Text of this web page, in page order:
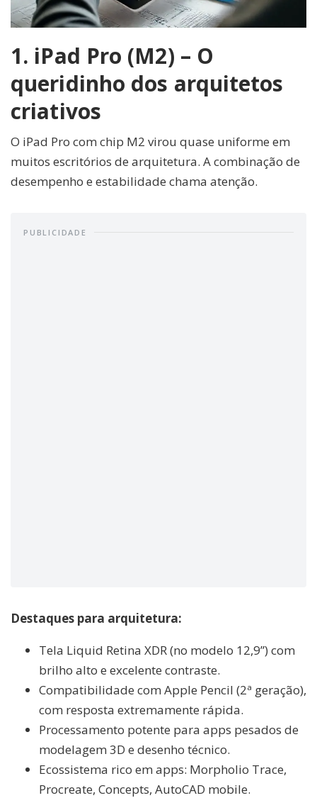
1. iPad Pro (M2) – O
queridinho dos arquitetos
criativos
O iPad Pro com chip M2 virou quase uniforme em
muitos escritórios de arquitetura. A combinação de
desempenho e estabilidade chama atenção.
PUBLICIDADE
Destaques para arquitetura:
Tela Liquid Retina XDR (no modelo 12,9”) com
brilho alto e excelente contraste.
Compatibilidade com Apple Pencil (2ª geração),
com resposta extremamente rápida.
Processamento potente para apps pesados de
modelagem 3D e desenho técnico.
Ecossistema rico em apps: Morpholio Trace,
Procreate, Concepts, AutoCAD mobile.